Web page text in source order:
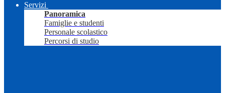
Servizi
Panoramica
Famiglie e studenti
Personale scolastico
Percorsi di studio